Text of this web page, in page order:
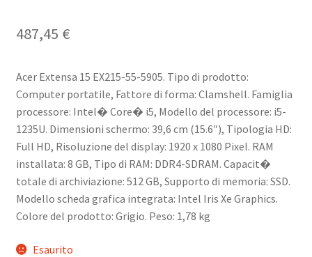
487,45 €
Acer Extensa 15 EX215-55-5905. Tipo di prodotto:
Computer portatile, Fattore di forma: Clamshell. Famiglia
processore: Intel� Core� i5, Modello del processore: i5-
1235U. Dimensioni schermo: 39,6 cm (15.6″), Tipologia HD:
Full HD, Risoluzione del display: 1920 x 1080 Pixel. RAM
installata: 8 GB, Tipo di RAM: DDR4-SDRAM. Capacit�
totale di archiviazione: 512 GB, Supporto di memoria: SSD.
Modello scheda grafica integrata: Intel Iris Xe Graphics.
Colore del prodotto: Grigio. Peso: 1,78 kg
Esaurito